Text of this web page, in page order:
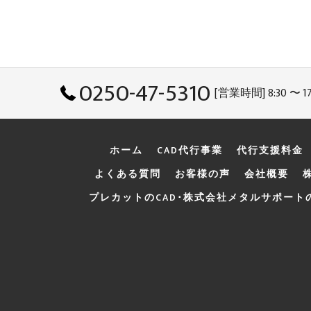
0250-47-5310 [営業時間] 8:30 〜
ホーム CAD代行事業 代行支援料金
よくある質問
お客様の声 会社概要
プレカットのCAD･株式会社メタルサポート